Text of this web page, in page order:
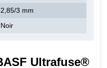
2,85/3 mm
Noir
Ultrafuse®